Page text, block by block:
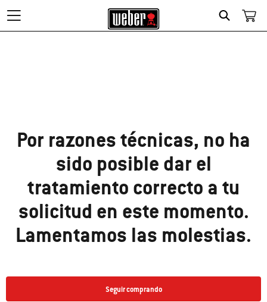
Search
Por razones técnicas, no ha
sido posible dar el
tratamiento correcto a tu
solicitud en este momento.
Lamentamos las molestias.
Seguir comprando